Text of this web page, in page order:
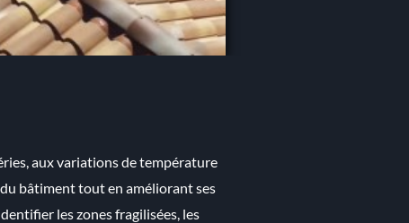
aux variations de température
bâtiment tout en améliorant ses
les zones fragilisées, les